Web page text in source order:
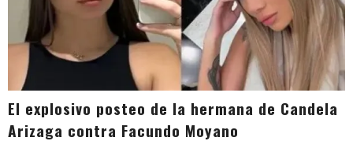
El explosivo posteo de la hermana de Candela
Arizaga contra Facundo Moyano